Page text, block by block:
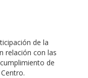
de la
relación con las
de